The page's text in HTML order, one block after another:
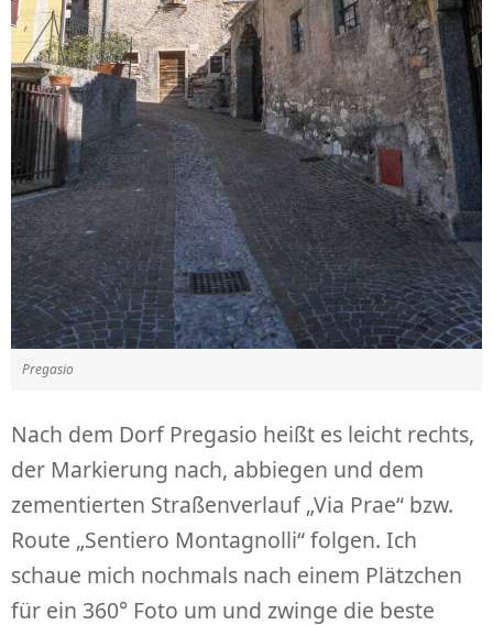
Pregasio
Nach dem Dorf Pregasio heißt es leicht rechts,
der Markierung nach, abbiegen und dem
zementierten Straßenverlauf „Via Prae“ bzw.
Route „Sentiero Montagnolli“ folgen. Ich
schaue mich nochmals nach einem Plätzchen
für ein 360° Foto um und zwinge die beste